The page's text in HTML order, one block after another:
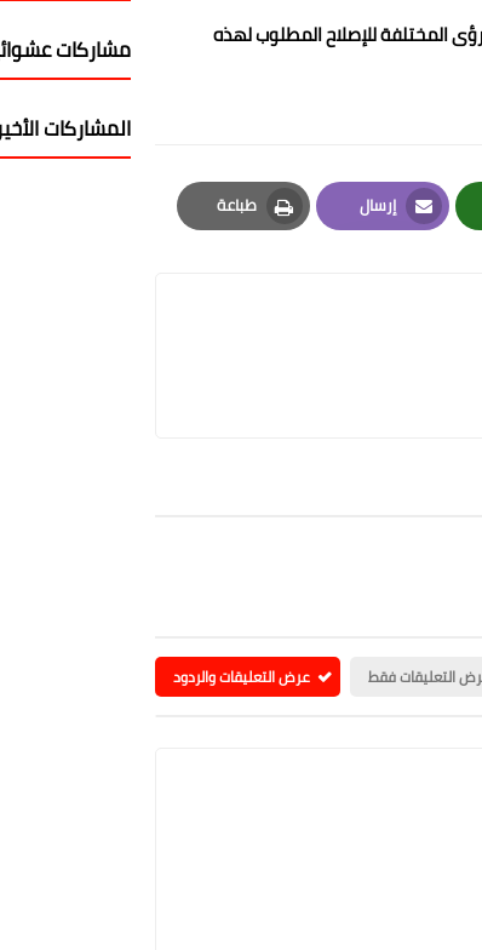
المختلفة للإصلاح المطلوب لهذه
إرسال
Email
طباعة
Print
التعليقات فقط عرض التعليقات والردود
مشاركات
المشاركات